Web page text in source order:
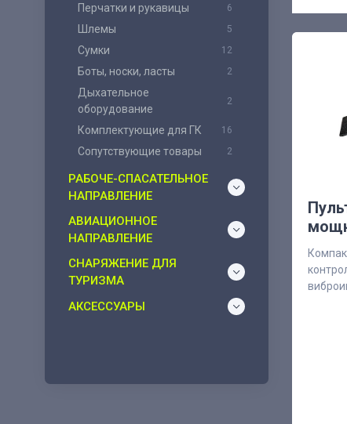
Перчатки и рукавицы 6
Шлемы 5
Сумки 12
Боты, носки, ласты 2
Дыхательное
оборудование
2
Комплектующие для ГК 16
Сопутствующие товары 2
РАБОЧЕ-СПАСАТЕЛЬНОЕ
НАПРАВЛЕНИЕ
АВИАЦИОННОЕ
НАПРАВЛЕНИЕ
СНАРЯЖЕНИЕ ДЛЯ
ТУРИЗМА
АКСЕССУАРЫ